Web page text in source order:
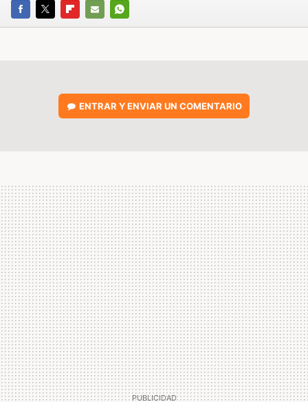
FACEBOOK
TWITTERFLIPBOARD
E-
WHATSAPP
ENTRAR Y ENVIAR UN COMENTARIO